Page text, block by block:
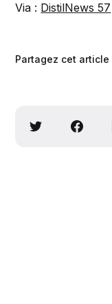
Via : DistilNews 57
Partagez cet article